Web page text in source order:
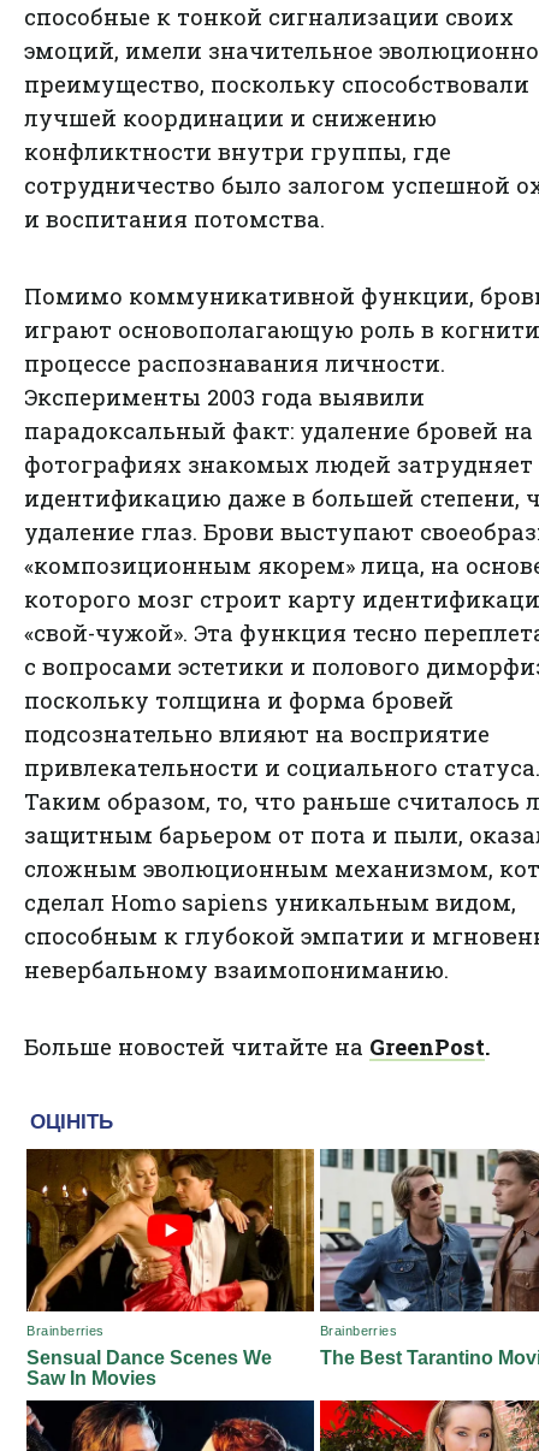
способные к тонкой сигнализации своих
эмоций, имели значительное
преимущество, поскольку способствовали
лучшей координации и снижению
конфликтности внутри группы, где
сотрудничество было залогом успешной
и воспитания потомства.
Помимо коммуникативной функции,
играют основополагающую роль в
процессе распознавания личности.
Эксперименты 2003 года выявили
парадоксальный факт: удаление бровей на
фотографиях знакомых людей затрудняет
идентификацию даже в большей степени,
удаление глаз. Брови выступают
«композиционным якорем» лица, на
которого мозг строит карту
«свой-чужой». Эта функция тесно
с вопросами эстетики и полового
поскольку толщина и форма бровей
подсознательно влияют на восприятие
привлекательности и социального статуса.
Таким образом, то, что раньше считалось
защитным барьером от пота и пыли,
сложным эволюционным механизмом,
сделал Homo sapiens уникальным видом,
способным к глубокой эмпатии и
невербальному взаимопониманию.
Больше новостей читайте на GreenPost.